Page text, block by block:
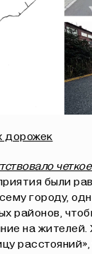
дорожек
были
городу,
районов,
на жителей.